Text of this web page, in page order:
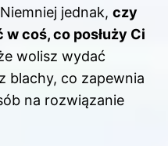
jednak, czy
coś, co posłuży Ci
wolisz wydać
blachy, co zapewnia
na rozwiązanie